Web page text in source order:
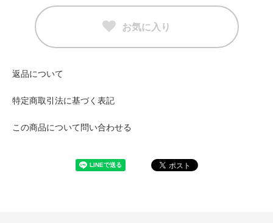
お気に入り
返品について
特定商取引法に基づく表記
この商品について問い合わせる